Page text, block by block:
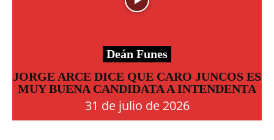
Deán Funes
JORGE ARCE DICE QUE CARO JUNCOS ES
MUY BUENA CANDIDATA A INTENDENTA
31 de julio de 2026